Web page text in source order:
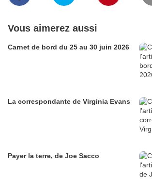
Vous aimerez aussi
Carnet de bord du 25 au 30 juin 2026
La correspondante de Virginia Evans
Payer la terre, de Joe Sacco